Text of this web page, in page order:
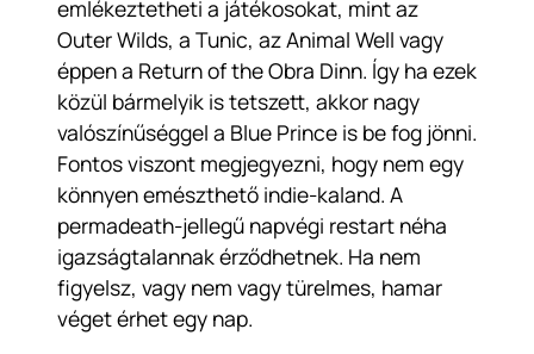
emlékeztetheti a játékosokat, mint az
Outer Wilds, a Tunic, azAnimal Well vagy
éppen a Return of the Obra Dinn. Így ha ezek
közül bármelyik is tetszett, akkor nagy
valószínűséggel a Blue Prince is be fog jönni.
Fontos viszont megjegyezni, hogy nem egy
könnyen emészthető indie-kaland. A
permadeath-jellegű napvégi restart néha
igazságtalannak érződhetnek. Ha nem
figyelsz, vagy nem vagy türelmes, hamar
véget érhet egy nap.